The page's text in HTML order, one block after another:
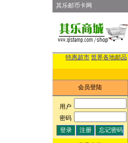
其乐邮币卡网
特惠超市 世界各地邮品
会员登陆
用户:
密码: